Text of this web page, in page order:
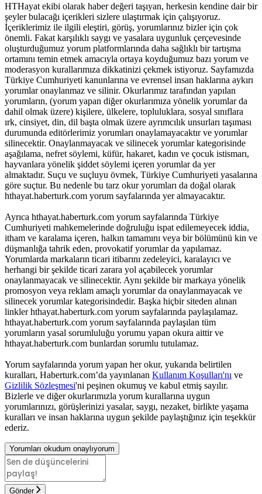
HTHayat ekibi olarak haber değeri taşıyan, herkesin kendine dair bir
şeyler bulacağı içerikleri sizlere ulaştırmak için çalışıyoruz.
İçeriklerimiz ile ilgili eleştiri, görüş, yorumlarınız bizler için çok
önemli. Fakat karşılıklı saygı ve yasalara uygunluk çerçevesinde
oluşturduğumuz yorum platformlarında daha sağlıklı bir tartışma
ortamını temin etmek amacıyla ortaya koyduğumuz bazı yorum ve
moderasyon kurallarımıza dikkatinizi çekmek istiyoruz. Sayfamızda
Türkiye Cumhuriyeti kanunlarına ve evrensel insan haklarına aykırı
yorumlar onaylanmaz ve silinir. Okurlarımız tarafından yapılan
yorumların, (yorum yapan diğer okurlarımıza yönelik yorumlar da
dahil olmak üzere) kişilere, ülkelere, topluluklara, sosyal sınıflara
ırk, cinsiyet, din, dil başta olmak üzere ayrımcılık unsurları taşıması
durumunda editörlerimiz yorumları onaylamayacaktır ve yorumlar
silinecektir. Onaylanmayacak ve silinecek yorumlar kategorisinde
aşağılama, nefret söylemi, küfür, hakaret, kadın ve çocuk istismarı,
hayvanlara yönelik şiddet söylemi içeren yorumlar da yer
almaktadır. Suçu ve suçluyu övmek, Türkiye Cumhuriyeti yasalarına
göre suçtur. Bu nedenle bu tarz okur yorumları da doğal olarak
hthayat.haberturk.com yorum sayfalarında yer almayacaktır.
Ayrıca hthayat.haberturk.com yorum sayfalarında Türkiye
Cumhuriyeti mahkemelerinde doğruluğu ispat edilemeyecek iddia,
itham ve karalama içeren, halkın tamamını veya bir bölümünü kin ve
düşmanlığa tahrik eden, provokatif yorumlar da yapılamaz.
Yorumlarda markaların ticari itibarını zedeleyici, karalayıcı ve
herhangi bir şekilde ticari zarara yol açabilecek yorumlar
onaylanmayacak ve silinecektir. Aynı şekilde bir markaya yönelik
promosyon veya reklam amaçlı yorumlar da onaylanmayacak ve
silinecek yorumlar kategorisindedir. Başka hiçbir siteden alınan
linkler hthayat.haberturk.com yorum sayfalarında paylaşılamaz.
hthayat.haberturk.com yorum sayfalarında paylaşılan tüm
yorumların yasal sorumluluğu yorumu yapan okura aittir ve
hthayat.haberturk.com bunlardan sorumlu tutulamaz.
Yorum sayfalarında yorum yapan her okur, yukarıda belirtilen
kuralları, Haberturk.com’da yayınlanan Kullanım Koşulları'nı ve
Gizlilik Sözleşmesi'ni peşinen okumuş ve kabul etmiş sayılır.
Bizlerle ve diğer okurlarımızla yorum kurallarına uygun
yorumlarınızı, görüşlerinizi yasalar, saygı, nezaket, birlikte yaşama
kuralları ve insan haklarına uygun şekilde paylaştığınız için teşekkür
ederiz.
Yorumları okudum onaylıyorum
Gönder